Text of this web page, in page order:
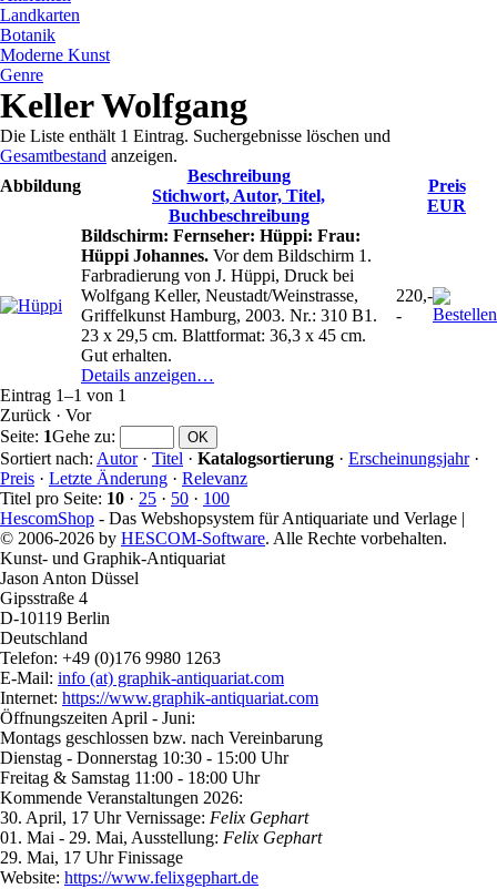
Landkarten
Botanik
Moderne Kunst
Genre
Keller Wolfgang
Die Liste enthält 1 Eintrag. Suchergebnisse löschen und
Gesamtbestand anzeigen.
Abbildung
Beschreibung
Stichwort, Autor, Titel,
Buchbeschreibung
Preis
EUR
Bildschirm: Fernseher: Hüppi: Frau:
Hüppi Johannes. Vor dem Bildschirm 1.
Farbradierung von J. Hüppi, Druck bei
Wolfgang Keller, Neustadt/Weinstrasse,
Griffelkunst Hamburg, 2003. Nr.: 310 B1.
23 x 29,5 cm. Blattformat: 36,3 x 45 cm.
Gut erhalten.
Details anzeigen…
220,-
-
Eintrag 1–1 von 1
Zurück · Vor
Seite: 1Gehe zu:
Sortiert nach: Autor· Titel · Katalogsortierung · Erscheinungsjahr·
Preis · Letzte Änderung · Relevanz
Titel pro Seite: 10 · 25 · 50 · 100
HescomShop - Das Webshopsystem für Antiquariate und Verlage |
© 2006-2026 by HESCOM-Software. Alle Rechte vorbehalten.
Kunst- und Graphik-Antiquariat
Jason Anton Düssel
Gipsstraße 4
D-10119 Berlin
Deutschland
Telefon: +49 (0)176 9980 1263
E-Mail: info (at) graphik-antiquariat.com
Internet: https://www.graphik-antiquariat.com
Öffnungszeiten April - Juni:
Montags geschlossen bzw. nach Vereinbarung
Dienstag - Donnerstag 10:30 - 15:00 Uhr
Freitag & Samstag 11:00 - 18:00 Uhr
Kommende Veranstaltungen 2026:
30. April, 17 Uhr Vernissage: Felix Gephart
01. Mai - 29. Mai, Ausstellung: Felix Gephart
29. Mai, 17 Uhr Finissage
Website: https://www.felixgephart.de